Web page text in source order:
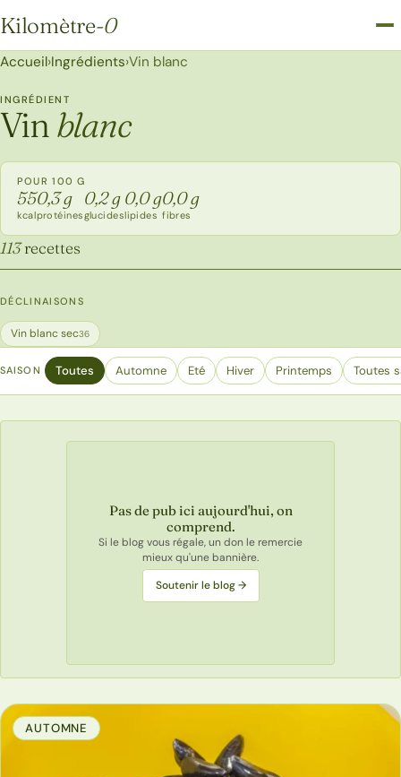
Kilomètre-0
Kilomètre-0
Accueil›Ingrédients›Vin blanc
INGRÉDIENT
Vinblanc
POUR 100 G
55
kcal
0,3 g
protéines
0,2 g
glucides
0,0 g
lipides
0,0 g
fibres
113recettes
DÉCLINAISONS
Vin blanc sec36
SAISON Toutes Automne Eté Hiver Printemps Toutes
Pas de pub ici aujourd'hui, on
comprend.
Si le blog vous régale, un don le remercie
mieux qu'une bannière.
Soutenir le blog →
AUTOMNE